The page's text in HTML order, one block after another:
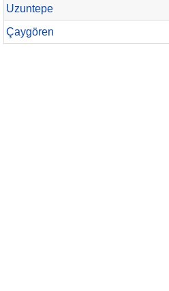
Uzuntepe
Çaygören